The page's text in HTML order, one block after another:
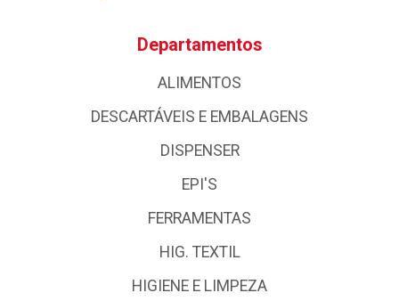
Departamentos
ALIMENTOS
DESCARTÁVEIS E EMBALAGENS
DISPENSER
EPI'S
FERRAMENTAS
HIG. TEXTIL
HIGIENE E LIMPEZA